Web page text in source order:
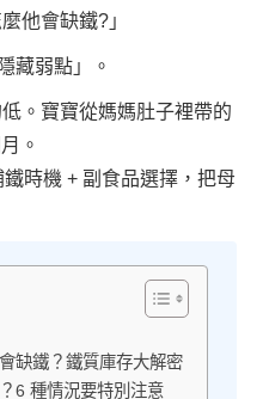
他會缺鐵?」
藏弱點」。
。寶寶從媽媽肚子裡帶的
。
時機 + 副食品選擇，把母
缺鐵？鐵質庫存大解密
6 種情況要特別注意